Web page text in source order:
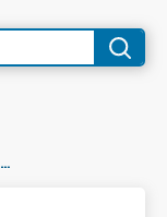
WYBORY DO SEJMU RP I DO SENATU RP 2023 R.